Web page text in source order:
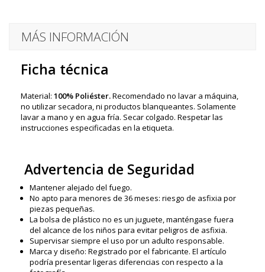
MÁS INFORMACIÓN
Ficha técnica
Material: 100% Poliéster.Recomendado no lavar a máquina,
no utilizar secadora, ni productos blanqueantes. Solamente
lavar a mano y en agua fría. Secar colgado. Respetar las
instrucciones especificadas en la etiqueta.
Advertencia de Seguridad
Mantener alejado del fuego.
No apto para menores de 36 meses: riesgo de asfixia por
piezas pequeñas.
La bolsa de plástico no es un juguete, manténgase fuera
del alcance de los niños para evitar peligros de asfixia.
Supervisar siempre el uso por un adulto responsable.
Marca y diseño: Registrado por el fabricante. El artículo
podría presentar ligeras diferencias con respecto a la